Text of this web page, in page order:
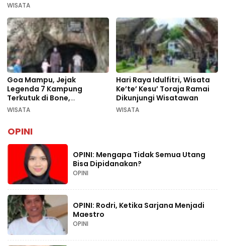
WISATA
Goa Mampu, Jejak
Legenda 7 Kampung
Terkutuk di Bone,
Rekomendasi Liburan
WISATA
Hari Raya Idulfitri, Wisata
Ke’te’ Kesu’ Toraja Ramai
Dikunjungi Wisatawan
WISATA
OPINI
OPINI: Mengapa Tidak Semua Utang
Bisa Dipidanakan?
OPINI
OPINI: Rodri, Ketika Sarjana Menjadi
Maestro
OPINI